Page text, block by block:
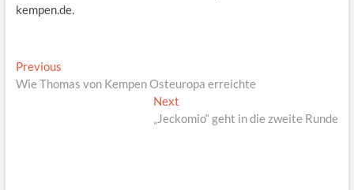
kempen.de.
Beitragsnavigation
PreviousPrevious
post:
Wie Thomas von Kempen Osteuropa erreichte
Next
post:
„Jeckomio“ geht in die zweite Runde